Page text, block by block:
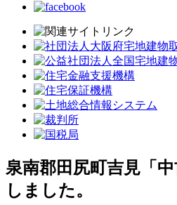
泉南郡田尻町吉見「
しました。